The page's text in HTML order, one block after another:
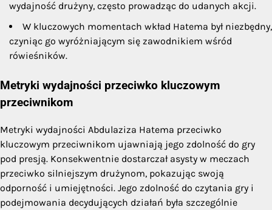
wydajność drużyny, często prowadząc do udanych akcji.
W kluczowych momentach wkład Hatema był niezbędny,
czyniąc go wyróżniającym się zawodnikiem wśród
rówieśników.
Metryki wydajności przeciwko kluczowym
przeciwnikom
Metryki wydajności Abdulaziza Hatema przeciwko
kluczowym przeciwnikom ujawniają jego zdolność do gry
pod presją. Konsekwentnie dostarczał asysty w meczach
przeciwko silniejszym drużynom, pokazując swoją
odporność i umiejętności. Jego zdolność do czytania gry i
podejmowania decydujących działań była szczególnie